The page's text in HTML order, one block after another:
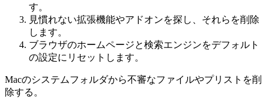
す。
見慣れない拡張機能やアドオンを探し、それらを削除
します。
ブラウザのホームページと検索エンジンをデフォルト
の設定にリセットします。
Macのシステムフォルダから不審なファイルやプリストを削
除する。